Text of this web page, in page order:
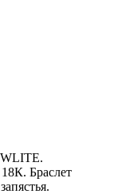
Браслет